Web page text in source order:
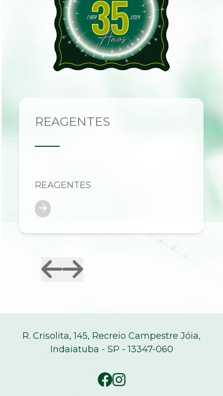
REAGENTES
REAGENTES
R. Crisolita, 145, Recreio Campestre Jóia,
Indaiatuba - SP - 13347-060